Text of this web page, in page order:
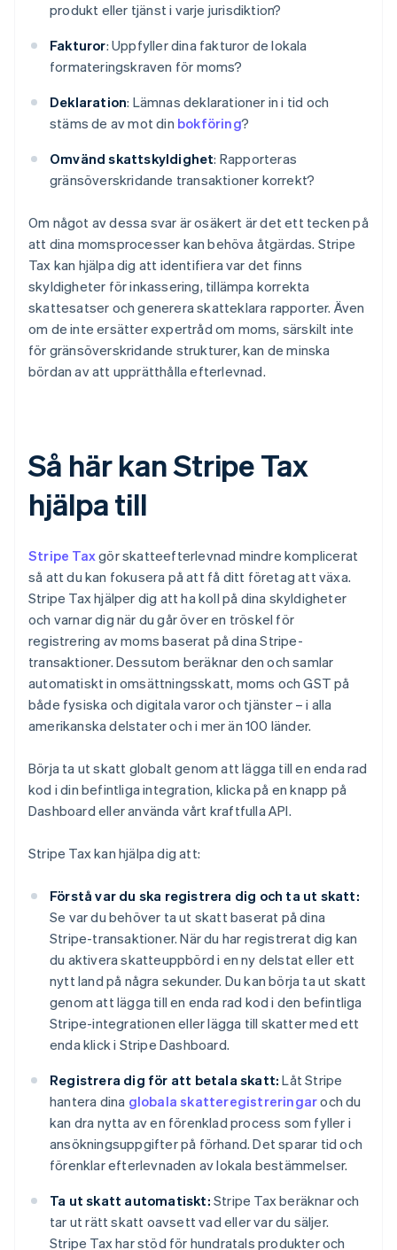
produkt eller tjänst i varje jurisdiktion?
Fakturor: Uppfyller dina fakturor de lokala
formateringskraven för moms?
Deklaration: Lämnas deklarationer in i tid och
stäms de av mot din bokföring?
Omvänd skattskyldighet: Rapporteras
gränsöverskridande transaktioner korrekt?
Om något av dessa svar är osäkert är det ett tecken på
att dina momsprocesser kan behöva åtgärdas. Stripe
Tax kan hjälpa dig att identifiera var det finns
skyldigheter för inkassering, tillämpa korrekta
skattesatser och generera skatteklara rapporter. Även
om de inte ersätter expertråd om moms, särskilt inte
för gränsöverskridande strukturer, kan de minska
bördan av att upprätthålla efterlevnad.
Så här kan Stripe Tax
hjälpa till
Stripe Taxgör skatteefterlevnad mindre komplicerat
så att du kan fokusera på att få ditt företag att växa.
Stripe Tax hjälper dig att ha koll på dina skyldigheter
och varnar dig när du går över en tröskel för
registrering av moms baserat på dina Stripe-
transaktioner. Dessutom beräknar den och samlar
automatiskt in omsättningsskatt, moms och GST på
både fysiska och digitala varor och tjänster – i alla
amerikanska delstater och i mer än 100 länder.
Börja ta ut skatt globalt genom att lägga till en enda rad
kod i din befintliga integration, klicka på en knapp på
Dashboard eller använda vårt kraftfulla API.
Stripe Tax kan hjälpa dig att:
Förstå var du ska registrera dig och ta ut skatt:
Se var du behöver ta ut skatt baserat på dina
Stripe-transaktioner. När du har registrerat dig kan
du aktivera skatteuppbörd i en ny delstat eller ett
nytt land på några sekunder. Du kan börja ta ut skatt
genom att lägga till en enda rad kod i den befintliga
Stripe-integrationen eller lägga till skatter med ett
enda klick i Stripe Dashboard.
Registrera dig för att betala skatt: Låt Stripe
hantera dina globala skatteregistreringaroch du
kan dra nytta av en förenklad process som fyller i
ansökningsuppgifter på förhand. Det sparar tid och
förenklar efterlevnaden av lokala bestämmelser.
Ta ut skatt automatiskt: Stripe Tax beräknar och
tar ut rätt skatt oavsett vad eller var du säljer.
Stripe Tax har stöd för hundratals produkter och